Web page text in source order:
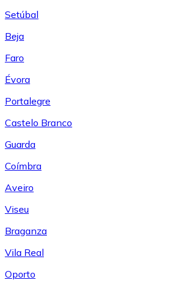
Setúbal
Beja
Faro
Évora
Portalegre
Castelo Branco
Guarda
Coímbra
Aveiro
Viseu
Braganza
Vila Real
Oporto